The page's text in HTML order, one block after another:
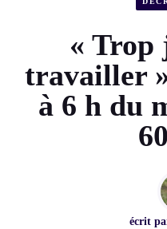
« Trop
travailler
à 6 h du
écrit